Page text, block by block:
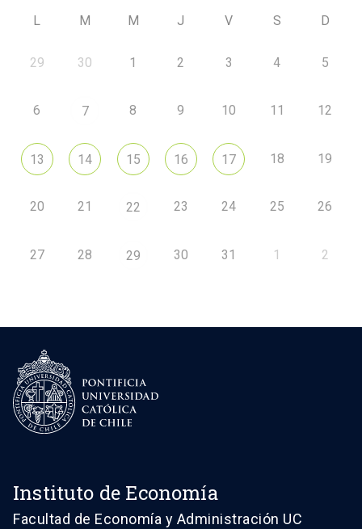
L M M J V S D
29 30 1 2 3 4 5
6 7 8 9 10 11 12
13 14 15 16 17 18 19
20 21 22 23 24 25 26
27 28 29 30 31 1 2
Instituto de Economía
Facultad de Economía y Administración UC